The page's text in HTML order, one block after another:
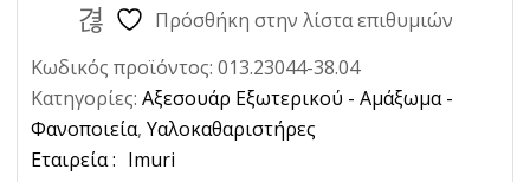
Οδηγού
-
Πρόσθήκη στην λίστα επιθυμιών
Κωδικός προϊόντος: 013.23044-38.04
Κατηγορίες: Αξεσουάρ Εξωτερικού - Αμάξωμα -
Φανοποιεία, Υαλοκαθαριστήρες
Ετικέτα:
Imuri